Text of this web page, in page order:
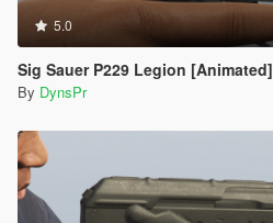
5.0
Sig Sauer P229 Legion [Animated]
By DynsPr